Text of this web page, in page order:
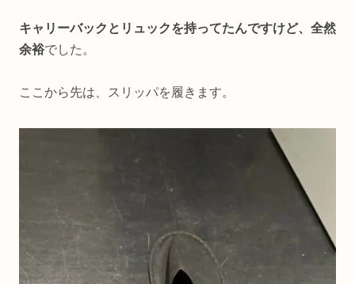
キャリーバックとリュックを持ってたんですけど、全然
余裕でした。
ここから先は、スリッパを履きます。